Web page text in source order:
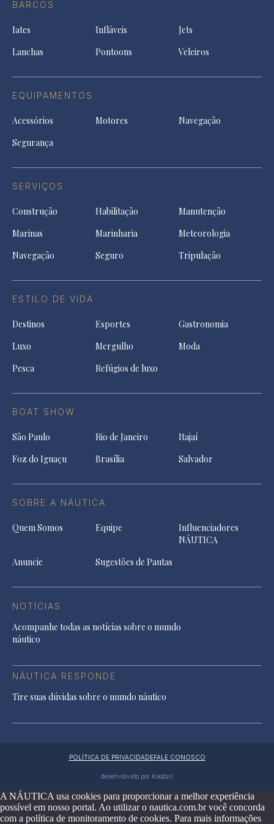
BARCOS
Iates Infláveis
Jets
Lanchas
Pontoons Veleiros
EQUIPAMENTOS
Acessórios Motores
Navegação
Segurança
SERVIÇOS
Construção Habilitação
Manutenção
Marinas
Marinharia
Meteorologia
Navegação
Seguro Tripulação
ESTILO DE VIDA
Destinos Esportes
Gastronomia
Luxo
Mergulho
Moda
Pesca
Refúgios de luxo
BOAT SHOW
São Paulo Rio de Janeiro
Itajaí
Foz do Iguaçu
Brasília Salvador
SOBRE A NÁUTICA
Quem Somos Equipe
Influenciadores
NÁUTICA
Anuncie
Sugestões de Pautas
NOTÍCIAS
Acompanhe todas as notícias sobre o mundo
náutico
NÁUTICA RESPONDE
Tire suas dúvidas sobre o mundo náutico
POLÍTICA DE PRIVACIDADEFALE CONOSCO
desenvolvido por Koodari
A NÁUTICA usa cookies para proporcionar a melhor experiência
possível em nosso portal. Ao utilizar o nautica.com.br você concorda
com a política de monitoramento de cookies. Para mais informações